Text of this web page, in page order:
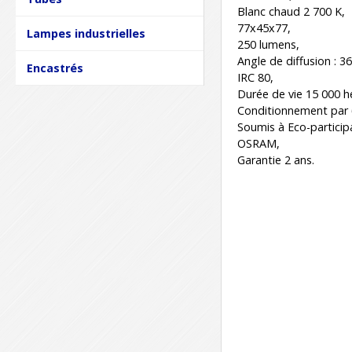
Lampes industrielles
Encastrés
Blanc chaud 2 700 K,
77x45x77,
250 lumens,
Angle de diffusion :
IRC 80,
Durée de vie 15 000
Conditionnement par
Soumis à Eco-
OSRAM,
Garantie 2 ans.